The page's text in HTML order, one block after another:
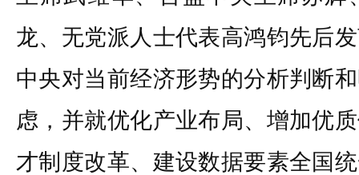
龙、无党派人士代表高鸿钧先后
中央对当前经济形势的分析判断
虑，并就优化产业布局、增加优
才制度改革、建设数据要素全国